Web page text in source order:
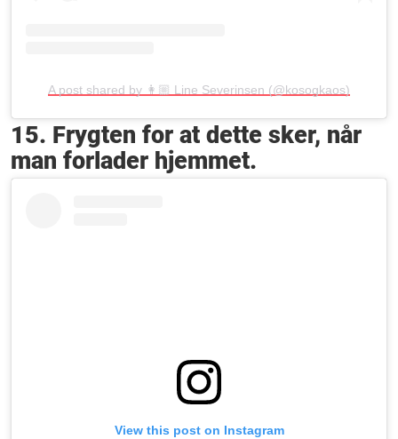
A post shared by 👩🏼 Line Severinsen (@kosogkaos)
15. Frygten for at dette sker, når
man forlader hjemmet.
View this post on Instagram